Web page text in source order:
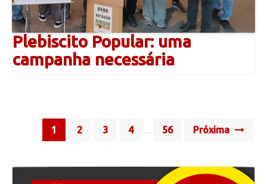
Plebiscito Popular: uma
campanha necessária
navigation
1 2 3 4 56 Próxima